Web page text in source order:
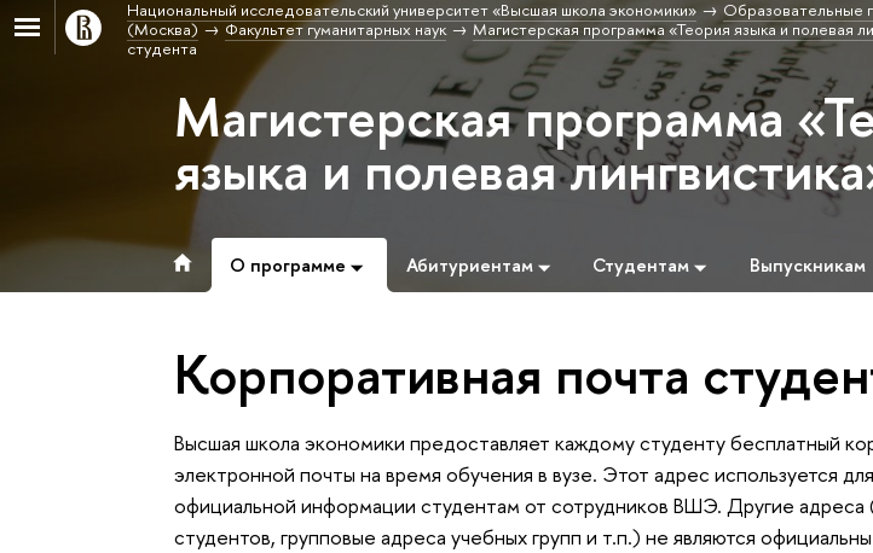
Национальный исследовательский университет «Высшая школа экономики»
Образовательные
(Москва)
Факультет гуманитарных наук Магистерская программа «Теория языка и полевая
студента
Магистерская программа
языка и полевая
О программе Абитуриентам Студентам Выпускникам
Корпоративная почта
Высшая школа экономики предоставляет каждому студенту бесплатный
электронной почты на время обучения в вузе. Этот адрес используется
официальной информации студентам от сотрудников ВШЭ. Другие адреса
студентов, групповые адреса учебных групп и т.п.) не являются